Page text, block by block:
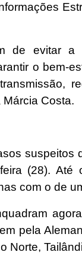
de evitar
o bem-
Costa.
(28).
com o de
pela
Norte,